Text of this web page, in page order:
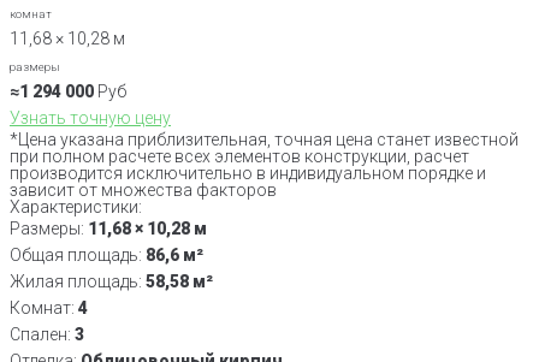
комнат
11,68 × 10,28 м
размеры
≈1 294 000 Руб
Узнать точную цену
*Цена указана приблизительная, точная цена станет известной
при полном расчете всех элементов конструкции, расчет
производится исключительно в индивидуальном порядке и
зависит от множества факторов
Характеристики:
Размеры: 11,68 × 10,28 м
Общая площадь: 86,6 м²
Жилая площадь: 58,58 м²
Комнат: 4
Спален: 3